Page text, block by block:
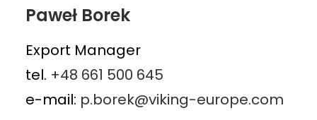
Paweł Borek
Export Manager
tel. +48 661 500 645
e-mail: p.borek@viking-europe.com